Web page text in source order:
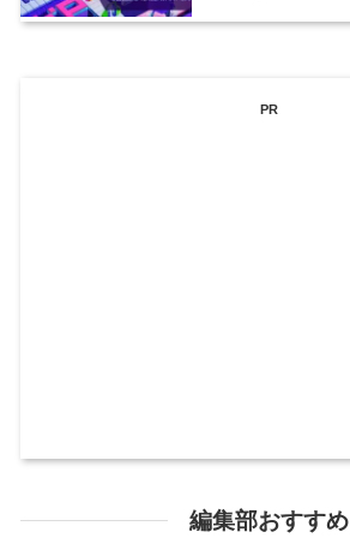
PR
編集部おすすめ